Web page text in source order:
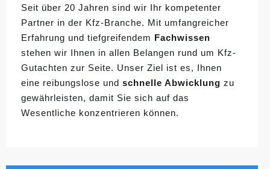
Seit über 20 Jahren sind wir Ihr kompetenter
Partner in der Kfz-Branche. Mit umfangreicher
Erfahrung und tiefgreifendem Fachwissen
stehen wir Ihnen in allen Belangen rund um Kfz-
Gutachten zur Seite. Unser Ziel ist es, Ihnen
eine reibungslose und schnelle Abwicklung zu
gewährleisten, damit Sie sich auf das
Wesentliche konzentrieren können.